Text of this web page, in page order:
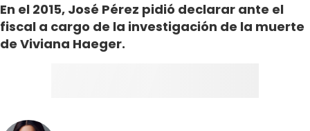
En el 2015, José Pérez pidió declarar ante el
fiscal a cargo de la investigación de la muerte
de Viviana Haeger.